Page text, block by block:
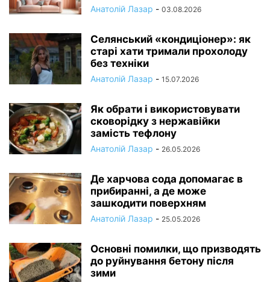
Анатолій Лазар - 03.08.2026
Селянський «кондиціонер»: як
старі хати тримали прохолоду
без техніки
Анатолій Лазар - 15.07.2026
Як обрати і використовувати
сковорідку з нержавійки
замість тефлону
Анатолій Лазар - 26.05.2026
Де харчова сода допомагає в
прибиранні, а де може
зашкодити поверхням
Анатолій Лазар - 25.05.2026
Основні помилки, що призводять
до руйнування бетону після
зими